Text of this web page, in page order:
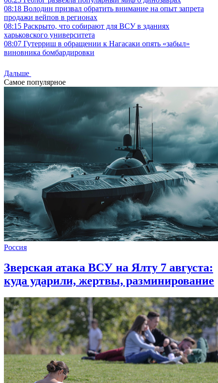
08:18 Володин призвал обратить внимание на опыт запрета
продажи вейпов в регионах
08:15 Раскрыто, что собирают для ВСУ в зданиях
харьковского университета
08:07 Гутерриш в обращении к Нагасаки опять «забыл»
виновника бомбардировки
Дальше
Самое популярное
Россия
Зверская атака ВСУ на Ялту 7 августа:
куда ударили, жертвы, разминирование